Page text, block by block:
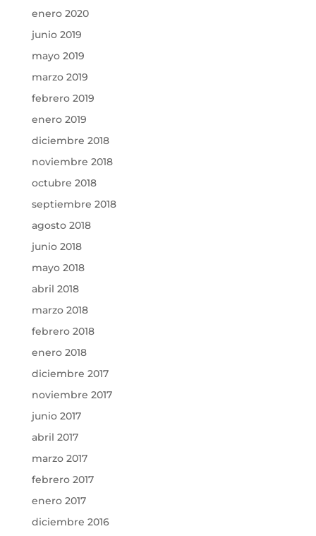
enero 2020
junio 2019
mayo 2019
marzo 2019
febrero 2019
enero 2019
diciembre 2018
noviembre 2018
octubre 2018
septiembre 2018
agosto 2018
junio 2018
mayo 2018
abril 2018
marzo 2018
febrero 2018
enero 2018
diciembre 2017
noviembre 2017
junio 2017
abril 2017
marzo 2017
febrero 2017
enero 2017
diciembre 2016